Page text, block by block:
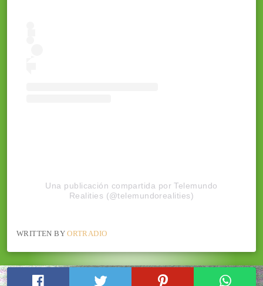
Una publicación compartida por Telemundo
Realities (@telemundorealities)
WRITTEN BYORTRADIO